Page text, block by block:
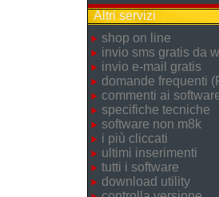
Altri servizi
shop on line
invio sms gratis da
invio e-mail gratis
domande frequenti
commenti ai
specifiche tecniche
software non m8k
i più cliccati
ultimi inserimenti
tutti i software
download utility